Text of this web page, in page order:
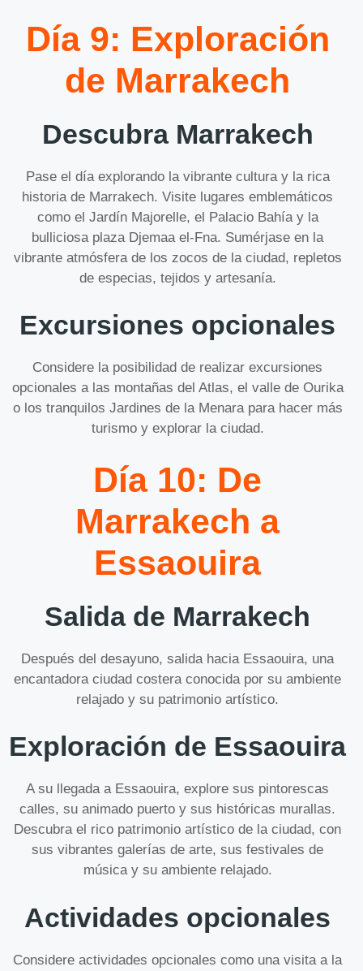
Día 9: Exploración
de Marrakech
Descubra Marrakech
Pase el día explorando la vibrante cultura y la rica
historia de Marrakech. Visite lugares emblemáticos
como el Jardín Majorelle, el Palacio Bahía y la
bulliciosa plaza Djemaa el-Fna. Sumérjase en la
vibrante atmósfera de los zocos de la ciudad, repletos
de especias, tejidos y artesanía.
Excursiones opcionales
Considere la posibilidad de realizar excursiones
opcionales a las montañas del Atlas, el valle de Ourika
o los tranquilos Jardines de la Menara para hacer más
turismo y explorar la ciudad.
Día 10: De
Marrakech a
Essaouira
Salida de Marrakech
Después del desayuno, salida hacia Essaouira, una
encantadora ciudad costera conocida por su ambiente
relajado y su patrimonio artístico.
Exploración de Essaouira
A su llegada a Essaouira, explore sus pintorescas
calles, su animado puerto y sus históricas murallas.
Descubra el rico patrimonio artístico de la ciudad, con
sus vibrantes galerías de arte, sus festivales de
música y su ambiente relajado.
Actividades opcionales
Considere actividades opcionales como una visita a la